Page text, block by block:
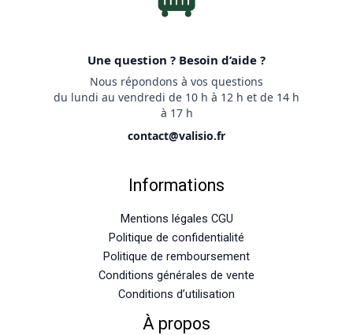
Une question ? Besoin d’aide ?
Nous répondons à vos questions
du lundi au vendredi de 10 h à 12 h et de 14 h
à 17 h
contact@valisio.fr
Informations
Mentions légales CGU
Politique de confidentialité
Politique de remboursement
Conditions générales de vente
Conditions d’utilisation
À propos